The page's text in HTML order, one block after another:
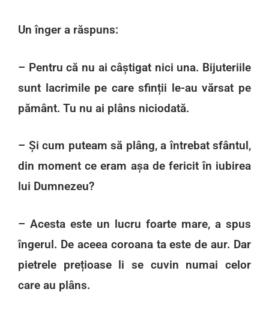
Un înger a răspuns:
– Pentru că nu ai câștigat nici una. Bijuteriile
sunt lacrimile pe care sfinții le-au vărsat pe
pământ. Tu nu ai plâns niciodată.
– Și cum puteam să plâng, a întrebat sfântul,
din moment ce eram așa de fericit în iubirea
lui Dumnezeu?
– Acesta este un lucru foarte mare, a spus
îngerul. De aceea coroana ta este de aur. Dar
pietrele prețioase li se cuvin numai celor
care au plâns.